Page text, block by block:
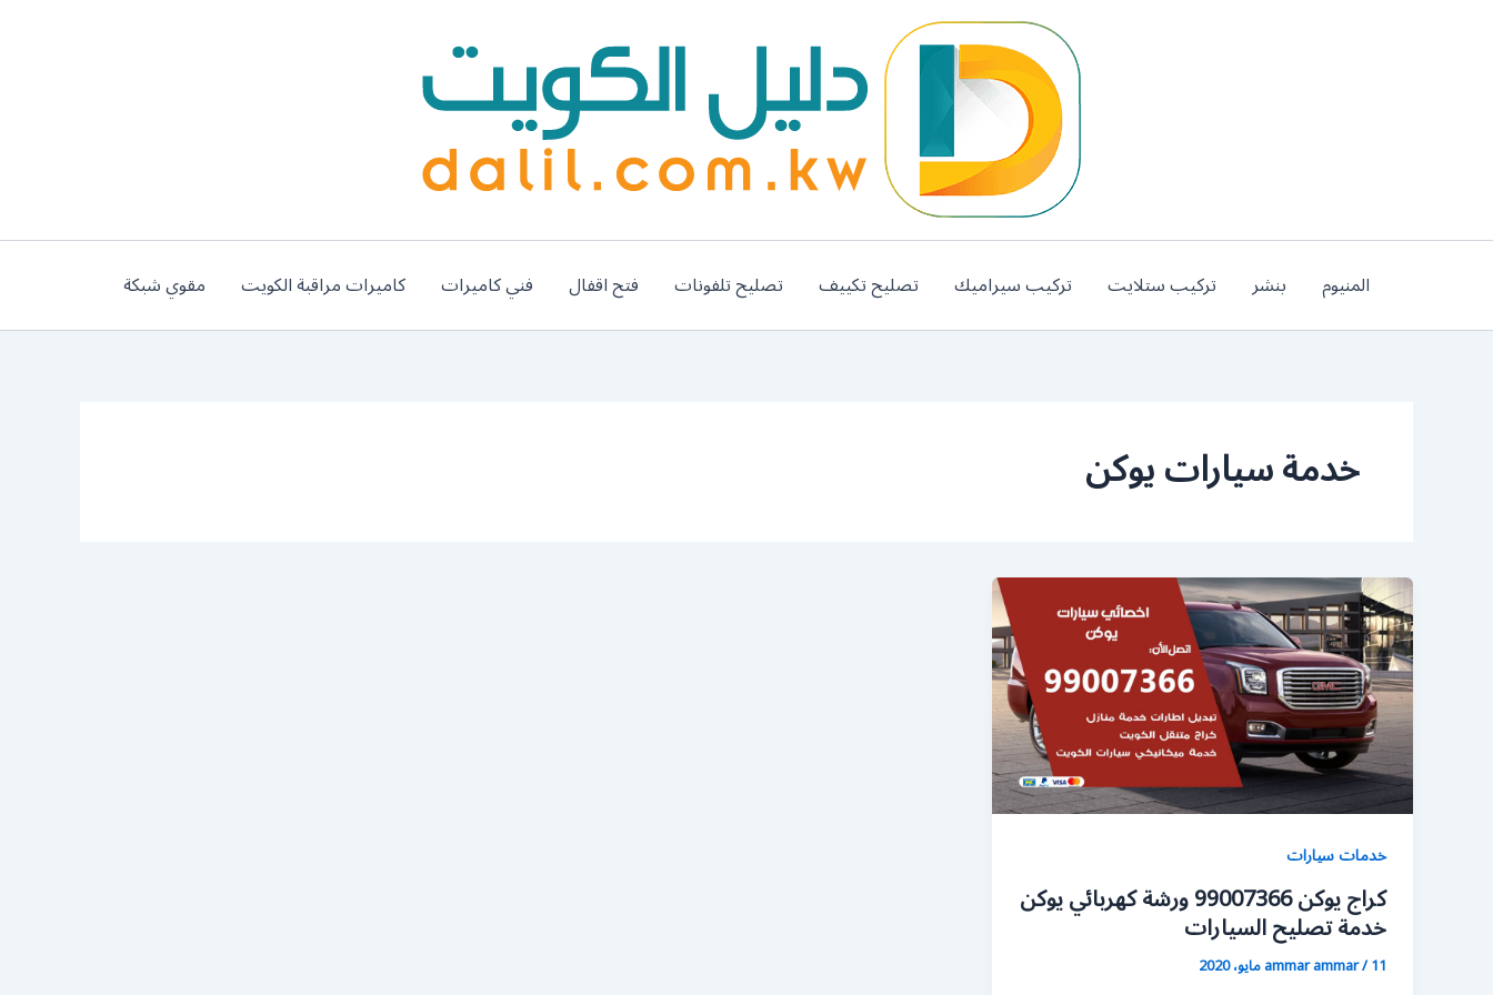
المنيوم بنشر تركيب ستلايت تركيب سيراميك تصليح تكييف تصليح تلفونات فتح اقفال فني كاميرات كاميرات مراقبة الكويت مقوي شبكة
خدمة سيارات يوكن
خدمات سيارات
كراج يوكن 99007366 ورشة كهربائي يوكن
خدمة تصليح السيارات
ammar ammar/11 مايو، 2020